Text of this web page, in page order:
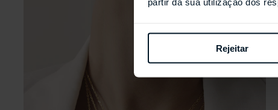
partir da sua utilização dos
Rejeitar